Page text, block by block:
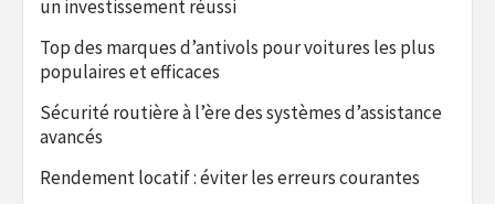
un investissement réussi
Top des marques d’antivols pour voitures les plus
populaires et efficaces
Sécurité routière à l’ère des systèmes d’assistance
avancés
Rendement locatif : éviter les erreurs courantes